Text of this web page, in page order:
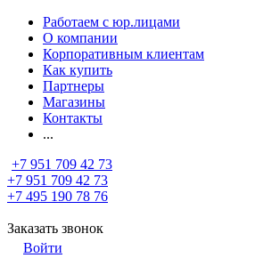
Работаем с юр.лицами
О компании
Корпоративным клиентам
Как купить
Партнеры
Магазины
Контакты
...
+7 951 709 42 73
+7 951 709 42 73
+7 495 190 78 76
Заказать звонок
Войти